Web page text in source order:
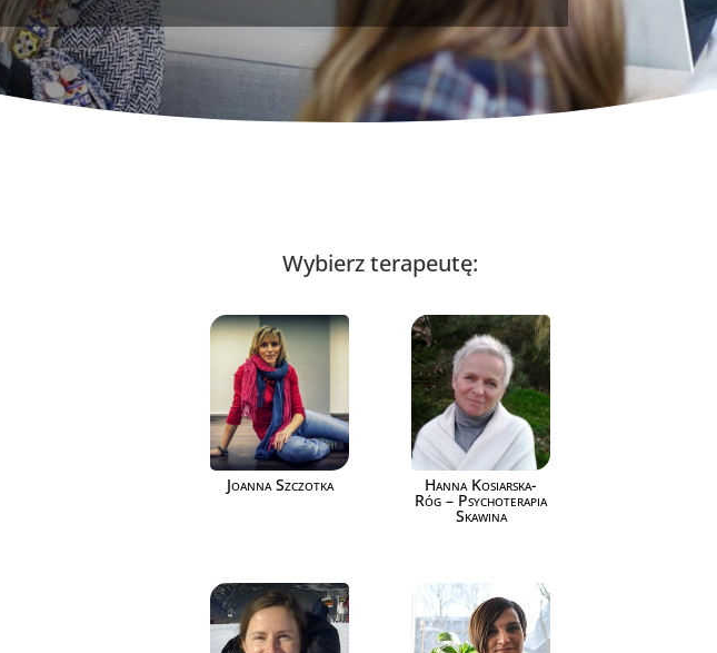
Wybierz terapeutę:
Joanna Szczotka Hanna Kosiarska-
Róg – Psychoterapia
Skawina